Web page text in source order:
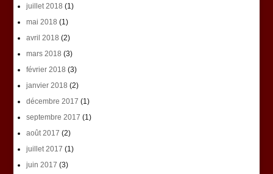
juillet 2018 (1)
mai 2018 (1)
avril 2018 (2)
mars 2018 (3)
février 2018 (3)
janvier 2018 (2)
décembre 2017 (1)
septembre 2017 (1)
août 2017 (2)
juillet 2017 (1)
juin 2017 (3)